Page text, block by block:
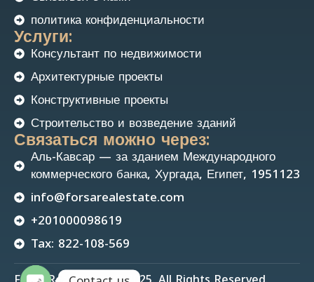
политика конфиденциальности
Услуги:
Консультант по недвижимости
Архитектурные проекты
Конструктивные проекты
Строительство и возведение зданий
Связаться можно через:
Аль-Кавсар — за зданием Международного
коммерческого банка, Хургада, Египет, 1951123
info@forsarealestate.com
+201000098619
Tax: 822-108-569